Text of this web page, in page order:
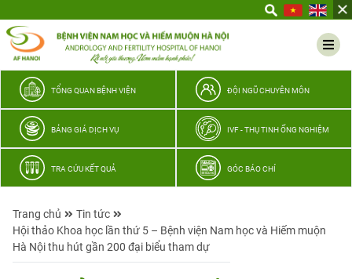
thương
TỔNG QUAN BỆNH VIỆN ĐỘI NGŨ CHUYÊN MÔN
BẢNG GIÁ DỊCH VỤ IVF - THỤ TINH ỐNG NGHIỆM
TRA CỨU KẾT QUẢ GÓC BÁO CHÍ
Trang chủ
Tin tức
Hội thảo Khoa học lần thứ 5 – Bệnh viện Nam học và Hiếm muộn
Hà Nội thu hút gần 200 đại biểu tham dự